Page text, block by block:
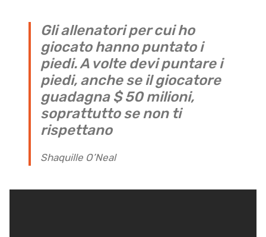
Gli allenatori per cui ho
giocato hanno puntato i
piedi. A volte devi puntare i
piedi, anche se il giocatore
guadagna $ 50 milioni,
soprattutto se non ti
rispettano
Shaquille O’Neal